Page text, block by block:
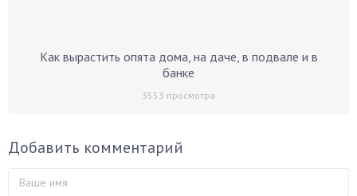
Как вырастить опята дома, на даче, в подвале и в
банке
3553 просмотра
Добавить комментарий